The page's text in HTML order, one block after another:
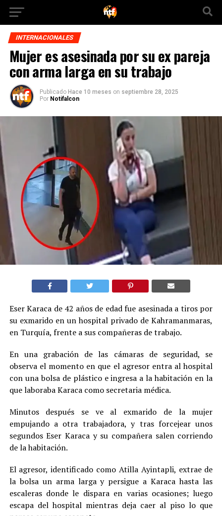
INTERNACIONALES
Mujer es asesinada por su ex pareja
con arma larga en su trabajo
Publicado Hace 10 meses on septiembre 28, 2025
Por Notifalcon
Eser Karaca de 42 años de edad fue asesinada a tiros por
su exmarido en un hospital privado de Kahramanmaras,
en Turquía, frente a sus compañeras de trabajo.
En una grabación de las cámaras de seguridad, se
observa el momento en que el agresor entra al hospital
con una bolsa de plástico e ingresa a la habitación en la
que laboraba Karaca como secretaria médica.
Minutos después se ve al exmarido de la mujer
empujando a otra trabajadora, y tras forcejear unos
segundos Eser Karaca y su compañera salen corriendo
de la habitación.
El agresor, identificado como Atilla Ayintapli, extrae de
la bolsa un arma larga y persigue a Karaca hasta las
escaleras donde le dispara en varias ocasiones; luego
escapa del hospital mientras deja caer al piso lo que